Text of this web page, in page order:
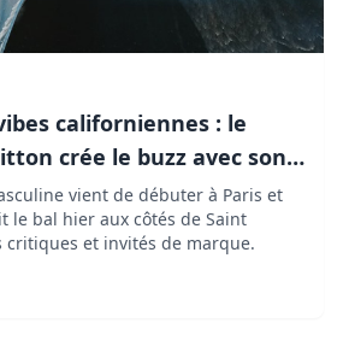
californiennes : le
crée le buzz avec son
vient de débuter à Paris et
le bal hier aux côtés de Saint
critiques et invités de marque.